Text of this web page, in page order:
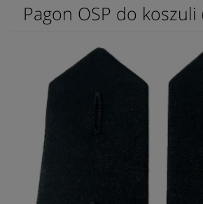
Pagon OSP do koszuli